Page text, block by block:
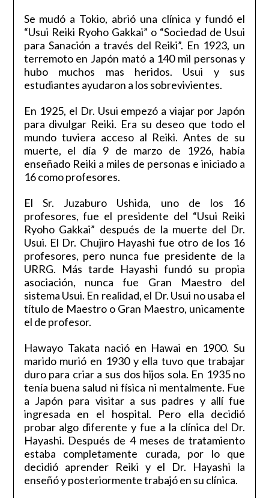
Se mudó a Tokio, abrió una clínica y fundó el
“Usui Reiki Ryoho Gakkai” o “Sociedad de Usui
para Sanación a través del Reiki”. En 1923, un
terremoto en Japón mató a 140 mil personas y
hubo muchos mas heridos. Usui y sus
estudiantes ayudaron a los sobrevivientes.
En 1925, el Dr. Usui empezó a viajar por Japón
para divulgar Reiki. Era su deseo que todo el
mundo tuviera acceso al Reiki. Antes de su
muerte, el día 9 de marzo de 1926, había
enseñado Reiki a miles de personas e iniciado a
16 como profesores.
El Sr. Juzaburo Ushida, uno de los 16
profesores, fue el presidente del “Usui Reiki
Ryoho Gakkai” después de la muerte del Dr.
Usui. El Dr. Chujiro Hayashi fue otro de los 16
profesores, pero nunca fue presidente de la
URRG. Más tarde Hayashi fundó su propia
asociación, nunca fue Gran Maestro del
sistema Usui. En realidad, el Dr. Usui no usaba el
título de Maestro o Gran Maestro, unicamente
el de profesor.
Hawayo Takata nació en Hawai en 1900. Su
marido murió en 1930 y ella tuvo que trabajar
duro para criar a sus dos hijos sola. En 1935 no
tenía buena salud ni física ni mentalmente. Fue
a Japón para visitar a sus padres y allí fue
ingresada en el hospital. Pero ella decidió
probar algo diferente y fue a la clínica del Dr.
Hayashi. Después de 4 meses de tratamiento
estaba completamente curada, por lo que
decidió aprender Reiki y el Dr. Hayashi la
enseñó y posteriormente trabajó en su clínica.